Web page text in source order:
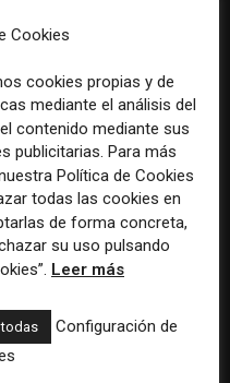
Premio Gabo 2026
cinco historias de
España y El Salvador
el poder, la memoria y
violencia
Cookies
cookies propias y de
mediante el análisis del
contenido mediante sus
publicitarias. Para más
Política de Cookies
todas las cookies en
de forma concreta,
su uso pulsando
Leer más
todas
Configuración de